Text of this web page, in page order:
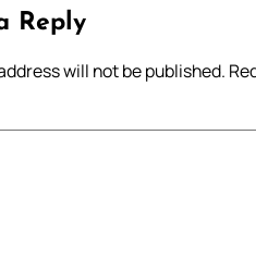
Reply
will not be published.